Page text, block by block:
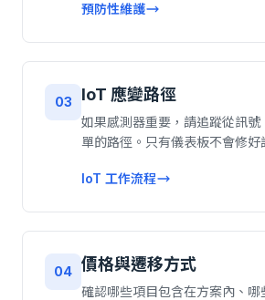
預防性維護
03 IoT 應變路徑
如果感測器重要，請追蹤從訊號
單的路徑。只有儀表板不會修好
IoT 工作流程
04 價格與遷移方式
確認哪些項目包含在方案內、哪